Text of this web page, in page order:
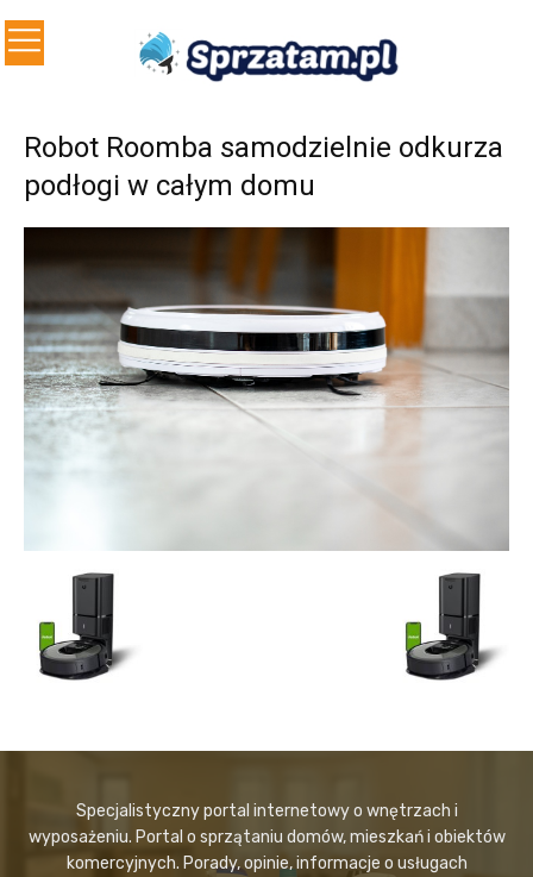
Robot Roomba samodzielnie odkurza
podłogi w całym domu
Specjalistyczny portal internetowy o wnętrzach i
wyposażeniu. Portal o sprzątaniu domów, mieszkań i obiektów
komercyjnych. Porady, opinie, informacje o usługach